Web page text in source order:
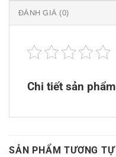
ĐÁNH GIÁ (0)
Chi tiết sản phẩm
SẢN PHẨM TƯƠNG TỰ